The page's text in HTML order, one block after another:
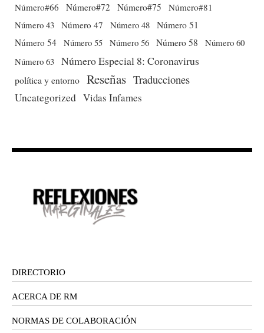
Número#66
Número#72 Número#75
Número#81
Número 43 Número 47 Número 48 Número 51
Número 54 Número 55 Número 56 Número 58
Número 60
Número 63 Número Especial 8: Coronavirus
política y entorno Reseñas Traducciones
Uncategorized Vidas Infames
DIRECTORIO
ACERCA DE RM
NORMAS DE COLABORACIÓN